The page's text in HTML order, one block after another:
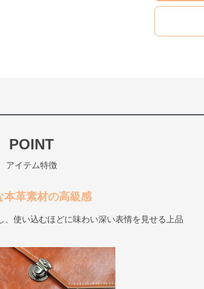
POINT
アイテム特徴
本革素材の高級感
、使い込むほどに味わい深い表情を見せる上品